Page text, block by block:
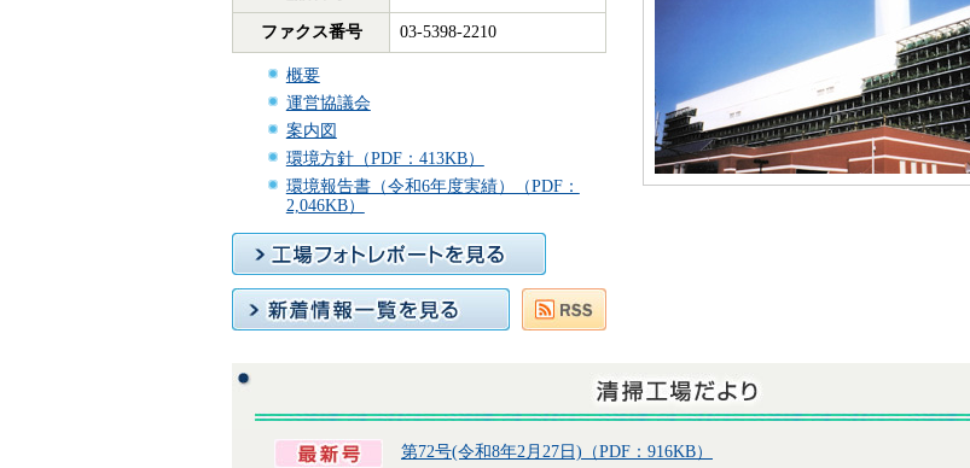
ファクス番号 03-5398-2210
概要
運営協議会
案内図
環境方針（PDF：413KB）
環境報告書（令和6年度実績）（PDF：
2,046KB）
第72号(令和8年2月27日)（PDF：916KB）